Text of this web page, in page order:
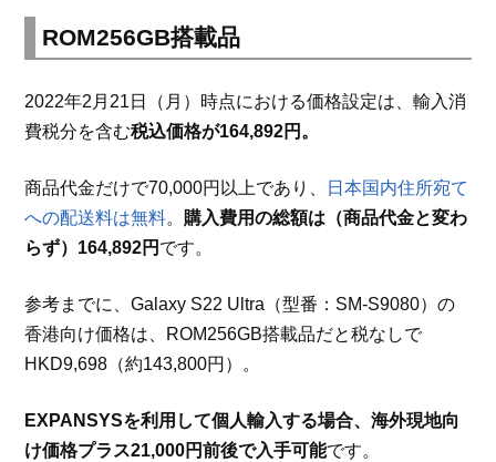
ROM256GB搭載品
2022年2月21日（月）時点における価格設定は、輸入消
費税分を含む税込価格が164,892円。
商品代金だけで70,000円以上であり、
日本国内住所宛て
への配送料は無料。 購入費用の総額は（商品代金と変わ
らず）164,892円 です。
参考までに、Galaxy S22 Ultra（型番：SM-S9080）の
香港向け価格は、ROM256GB搭載品だと税なしで
HKD9,698（約143,800円）。
EXPANSYSを利用して個人輸入する場合、海外現地向
け価格プラス21,000円前後で入手可能です。